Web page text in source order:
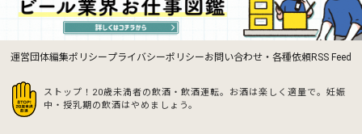
運営団体編集ポリシープライバシーポリシーお問い合わせ・各種依頼RSS Feed
ストップ！20歳未満者の飲酒・飲酒運転。お酒は楽しく適量で。 妊娠
中・授乳期の飲酒はやめましょう。